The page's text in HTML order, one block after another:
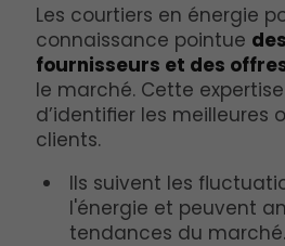
Les courtiers en énergie
connaissance pointue
fournisseurs et des
le marché. Cette
d’identifier les meilleures
clients.
Ils suivent les
l'énergie et peuvent
tendances du marché.